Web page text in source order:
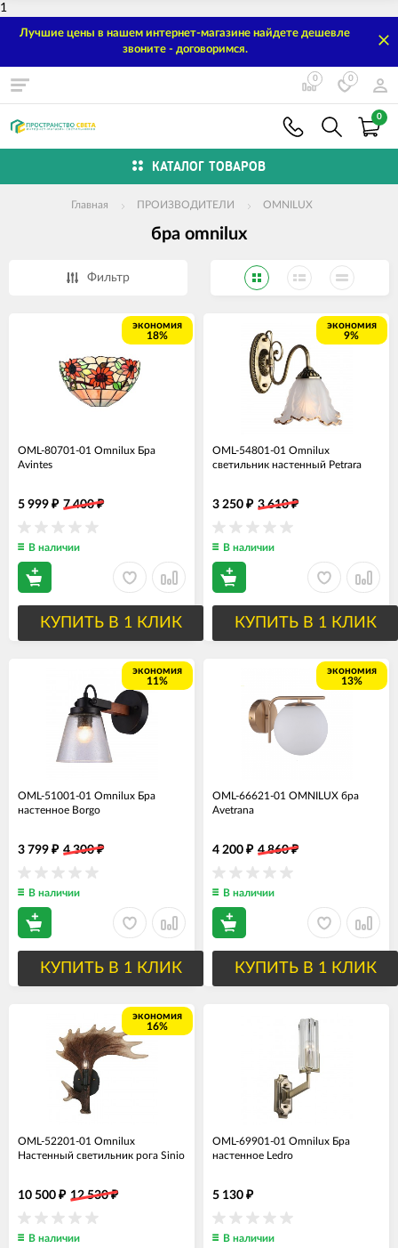
1
Лучшие цены в нашем интернет-магазине найдете дешевле
звоните - договоримся.
0 0
0
КАТАЛОГ ТОВАРОВ
Главная ПРОИЗВОДИТЕЛИ OMNILUX
бра omnilux
Фильтр
экономия
18%
OML-80701-01 Omnilux Бра
Avintes
5 999 ₽ 7 400₽
В наличии
КУПИТЬ В 1 КЛИК
экономия
9%
OML-54801-01 Omnilux
светильник настенный Petrara
3 250 ₽ 3 610₽
В наличии
КУПИТЬ В 1 КЛИК
экономия
11%
OML-51001-01 Omnilux Бра
настенное Borgo
3 799 ₽ 4 300₽
В наличии
КУПИТЬ В 1 КЛИК
экономия
13%
OML-66621-01 OMNILUX бра
Avetrana
4 200 ₽ 4 860₽
В наличии
КУПИТЬ В 1 КЛИК
экономия
16%
OML-52201-01 Omnilux
Настенный светильник рога Sinio
10 500 ₽ 12 530₽
В наличии
OML-69901-01 Omnilux Бра
настенное Ledro
5 130 ₽
В наличии